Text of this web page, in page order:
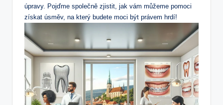
úpravy. Pojďme společně zjistit, jak vám můžeme pomoci
získat úsměv, na který budete moci být právem hrdí!